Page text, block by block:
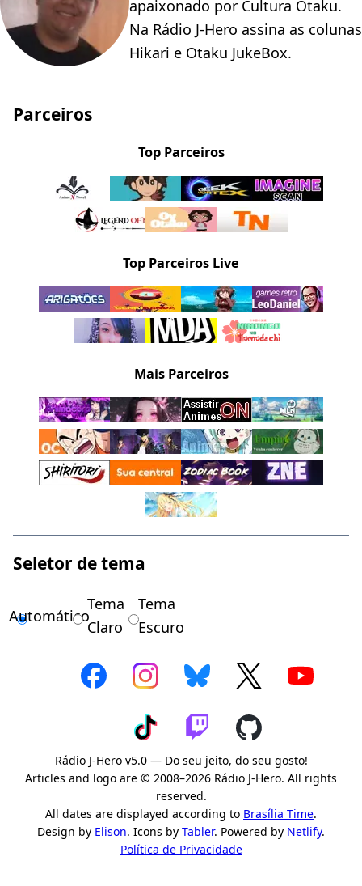
apaixonado por Cultura Otaku.
Na Rádio J-Hero assina as colunas
Hikari e Otaku JukeBox.
Parceiros
Top Parceiros
Top Parceiros Live
Mais Parceiros
Seletor de tema
Automático
Tema
Claro
Tema
Escuro
Rádio J-Hero v5.0 — Do seu jeito, do seu gosto!
Articles and logo are © 2008–2026 Rádio J-Hero. All rights
reserved.
All dates are displayed according to Brasília Time.
Design by Elison. Icons by Tabler. Powered by Netlify.
Política de Privacidade